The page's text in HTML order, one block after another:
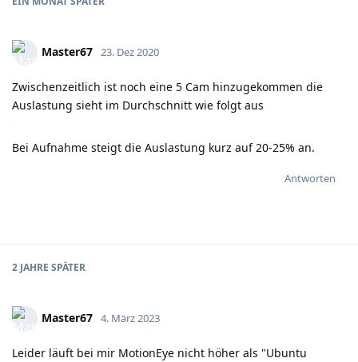
Master67 23. Dez 2020
Zwischenzeitlich ist noch eine 5 Cam hinzugekommen die
Auslastung sieht im Durchschnitt wie folgt aus
Bei Aufnahme steigt die Auslastung kurz auf 20-25% an.
Antworten
2 JAHRE SPÄTER
Master67 4. März 2023
Leider läuft bei mir MotionEye nicht höher als "Ubuntu